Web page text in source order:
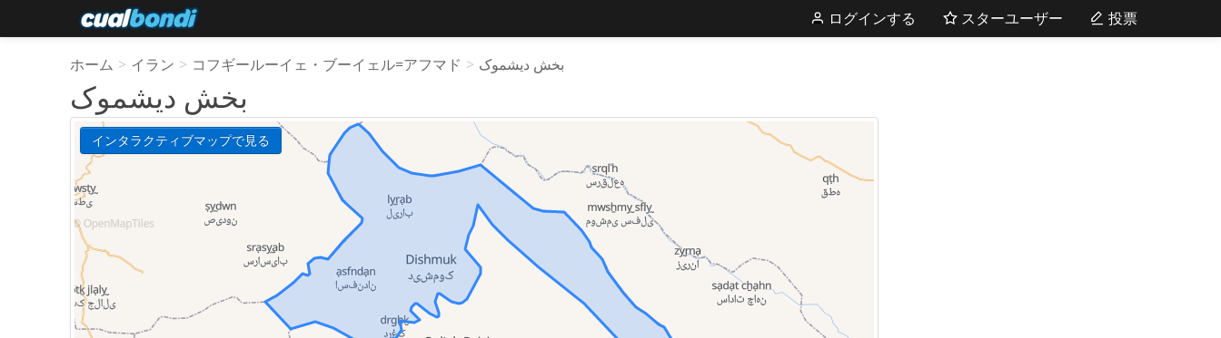
ログインする スターユーザー 投票
ホーム > イラン > コフギールーイェ・ブーイェル=アフマド > بخش دیشموک
بخش دیشموک
インタラクティブマップで見る